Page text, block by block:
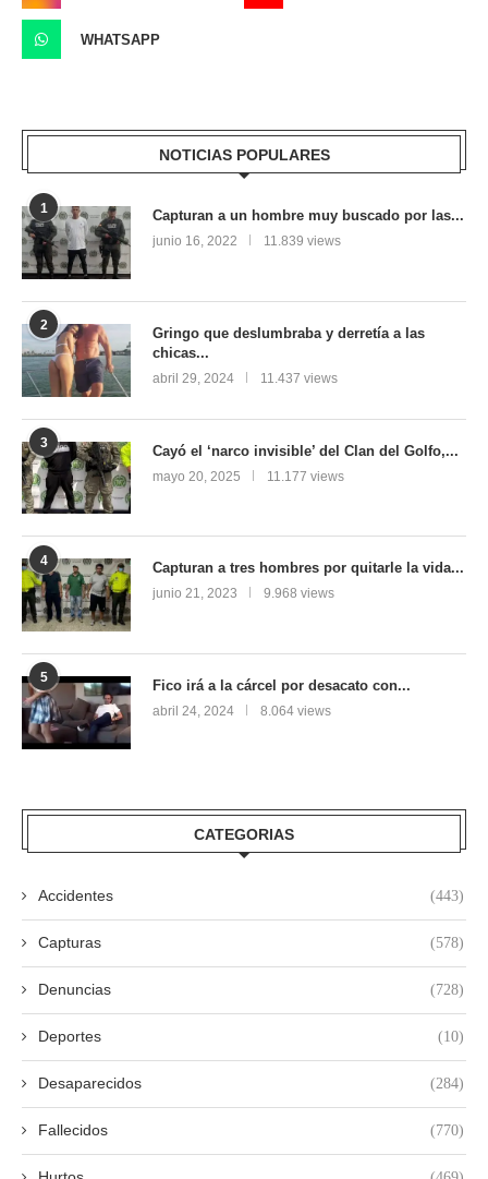
WHATSAPP
NOTICIAS POPULARES
1 Capturan a un hombre muy buscado por las...
junio 16, 2022 11.839 views
2
Gringo que deslumbraba y derretía a las
chicas...
abril 29, 2024 11.437 views
3 Cayó el ‘narco invisible’ del Clan del Golfo,...
mayo 20, 2025 11.177 views
4 Capturan a tres hombres por quitarle la vida...
junio 21, 2023 9.968 views
5 Fico irá a la cárcel por desacato con...
abril 24, 2024 8.064 views
CATEGORIAS
Accidentes (443)
Capturas (578)
Denuncias (728)
Deportes (10)
Desaparecidos (284)
Fallecidos (770)